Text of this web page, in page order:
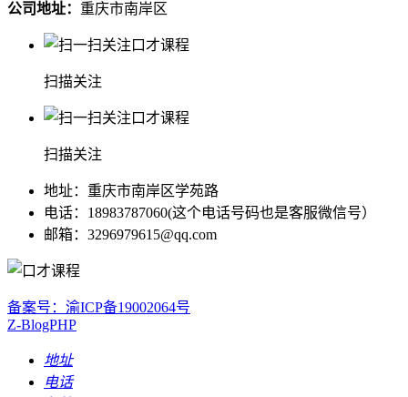
公司地址： 重庆市南岸区
扫描关注
扫描关注
地址：重庆市南岸区学苑路
电话：18983787060(这个电话号码也是客服微信号）
邮箱：3296979615@qq.com
备案号：渝ICP备19002064号
Z-BlogPHP
地址
电话